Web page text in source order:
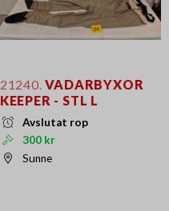
21240. VADARBYXOR
KEEPER - STL L
Avslutat rop
300 kr
Sunne